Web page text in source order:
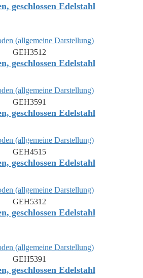
geschlossen Edelstahl
GEH3512
geschlossen Edelstahl
GEH3591
geschlossen Edelstahl
GEH4515
geschlossen Edelstahl
GEH5312
geschlossen Edelstahl
GEH5391
geschlossen Edelstahl